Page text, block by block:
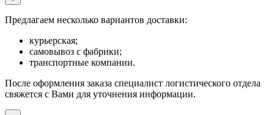
Предлагаем несколько вариантов доставки:
курьерская;
самовывоз с фабрики;
транспортные компании.
После оформления заказа специалист логистического отдела
свяжется с Вами для уточнения информации.